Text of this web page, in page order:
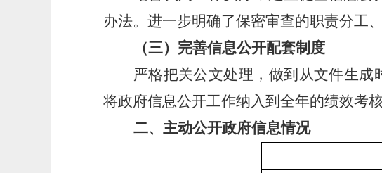
办法。进一步明确了保密审查的职责分工
（三）完善信息公开配套制度
严格把关公文处理，做到从文件生
将政府信息公开工作纳入到全年的绩效考核
二、主动公开政府信息情况